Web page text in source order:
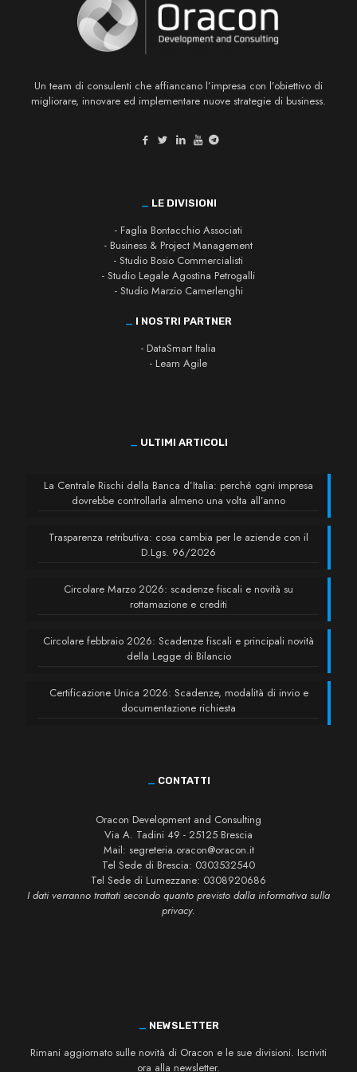
Un team di consulenti che affiancano l’impresa con l’obiettivo di
migliorare, innovare ed implementare nuove strategie di business.
_ LE DIVISIONI
- Faglia Bontacchio Associati
- Business & Project Management
- Studio Bosio Commercialisti
- Studio Legale Agostina Petrogalli
- Studio Marzio Camerlenghi
_ I NOSTRI PARTNER
- DataSmart Italia
- Learn Agile
_ ULTIMI ARTICOLI
La Centrale Rischi della Banca d’Italia: perché ogni impresa
dovrebbe controllarla almeno una volta all’anno
Trasparenza retributiva: cosa cambia per le aziende con il
D.Lgs. 96/2026
Circolare Marzo 2026: scadenze fiscali e novità su
rottamazione e crediti
Circolare febbraio 2026: Scadenze fiscali e principali novità
della Legge di Bilancio
Certificazione Unica 2026: Scadenze, modalità di invio e
documentazione richiesta
_ CONTATTI
Oracon Development and Consulting
Via A. Tadini 49 - 25125 Brescia
Mail: segreteria.oracon@oracon.it
Tel Sede di Brescia: 0303532540
Tel Sede di Lumezzane: 0308920686
I dati verranno trattati secondo quanto previsto dalla informativa sulla
privacy.
_ NEWSLETTER
Rimani aggiornato sulle novità di Oracon e le sue divisioni. Iscriviti
ora alla newsletter.